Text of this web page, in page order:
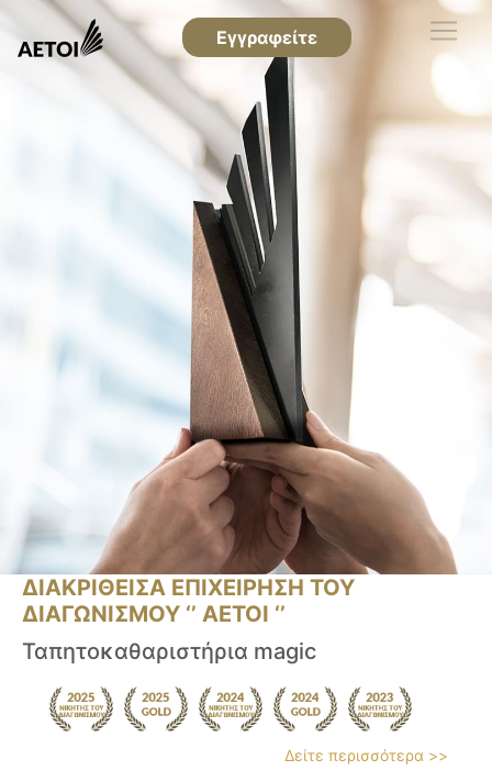
Εγγραφείτε
ΔΙΑΚΡΙΘΕΙΣΑ ΕΠΙΧΕΙΡΗΣΗ ΤΟΥ
ΔΙΑΓΩΝΙΣΜΟΥ ‘’ ΑΕΤΟΙ ‘’
Ταπητοκαθαριστήρια magic
Δείτε περισσότερα >>